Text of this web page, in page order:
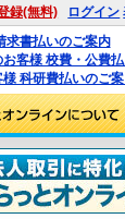
録(無料) ログイン
求書払いのご案内
客様 校費・公費
科研費払いのご